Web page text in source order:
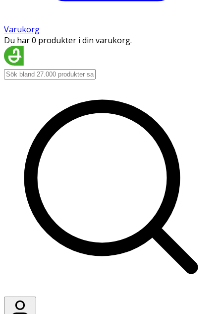
Varukorg
Du har 0 produkter i din varukorg.